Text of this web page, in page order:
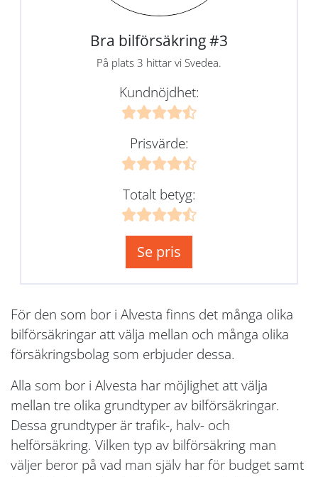
Bra bilförsäkring #3
På plats 3 hittar vi Svedea.
Kundnöjdhet:
Prisvärde:
Totalt betyg:
Se pris
För den som bor i Alvesta finns det många olika
bilförsäkringar att välja mellan och många olika
försäkringsbolag som erbjuder dessa.
Alla som bor i Alvesta har möjlighet att välja
mellan tre olika grundtyper av bilförsäkringar.
Dessa grundtyper är trafik-, halv- och
helförsäkring. Vilken typ av bilförsäkring man
väljer beror på vad man själv har för budget samt